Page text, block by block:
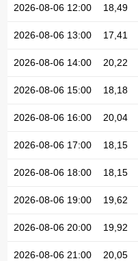
2026-08-06 12:00 18,49
2026-08-06 13:00 17,41
2026-08-06 14:00 20,22
2026-08-06 15:00 18,18
2026-08-06 16:00 20,04
2026-08-06 17:00 18,15
2026-08-06 18:00 18,15
2026-08-06 19:00 19,62
2026-08-06 20:00 19,92
2026-08-06 21:00 20,05